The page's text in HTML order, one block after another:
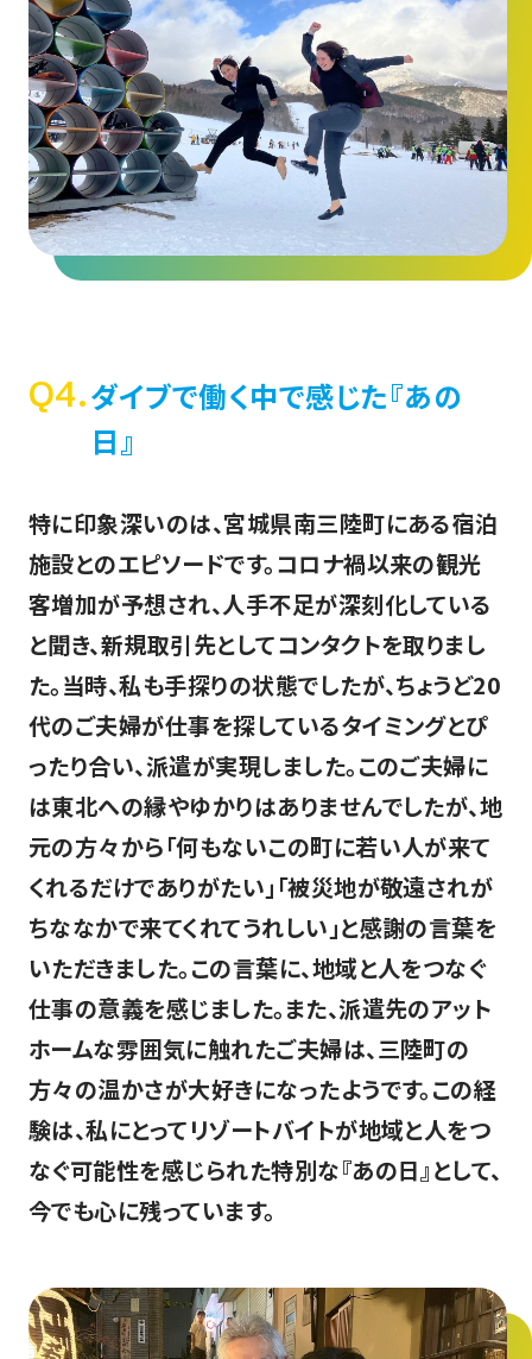
Q4.ダイブで働く中で感じた『あの
日』
特に印象深いのは、宮城県南三陸町にある宿泊
施設とのエピソードです。コロナ禍以来の観光
客増加が予想され、人手不足が深刻化している
と聞き、新規取引先としてコンタクトを取りまし
た。当時、私も手探りの状態でしたが、ちょうど20
代のご夫婦が仕事を探しているタイミングとぴ
ったり合い、派遣が実現しました。このご夫婦に
は東北への縁やゆかりはありませんでしたが、地
元の方々から「何もないこの町に若い人が来て
くれるだけでありがたい」「被災地が敬遠されが
ちななかで来てくれてうれしい」と感謝の言葉を
いただきました。この言葉に、地域と人をつなぐ
仕事の意義を感じました。また、派遣先のアット
ホームな雰囲気に触れたご夫婦は、三陸町の
方々の温かさが大好きになったようです。この経
験は、私にとってリゾートバイトが地域と人をつ
なぐ可能性を感じられた特別な『あの日』として、
今でも心に残っています。